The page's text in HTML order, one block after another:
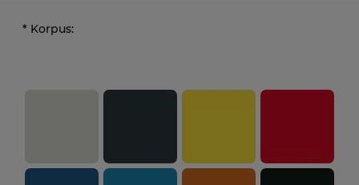
* Korpus: